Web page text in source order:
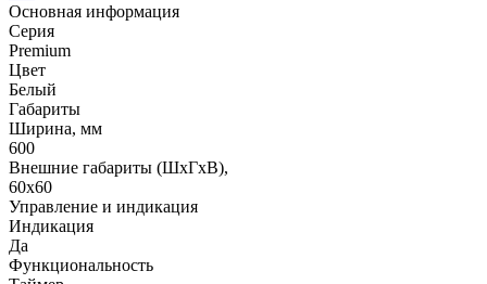
Основная информация
Серия
Premium
Цвет
Белый
Габариты
Ширина, мм
600
Внешние габариты (ШхГхВ),
60х60
Управление и индикация
Индикация
Да
Функциональность